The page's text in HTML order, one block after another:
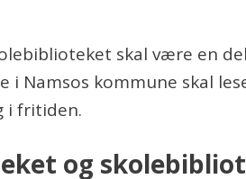
skal være en
i Namsos kommune skal
i fritiden.
og